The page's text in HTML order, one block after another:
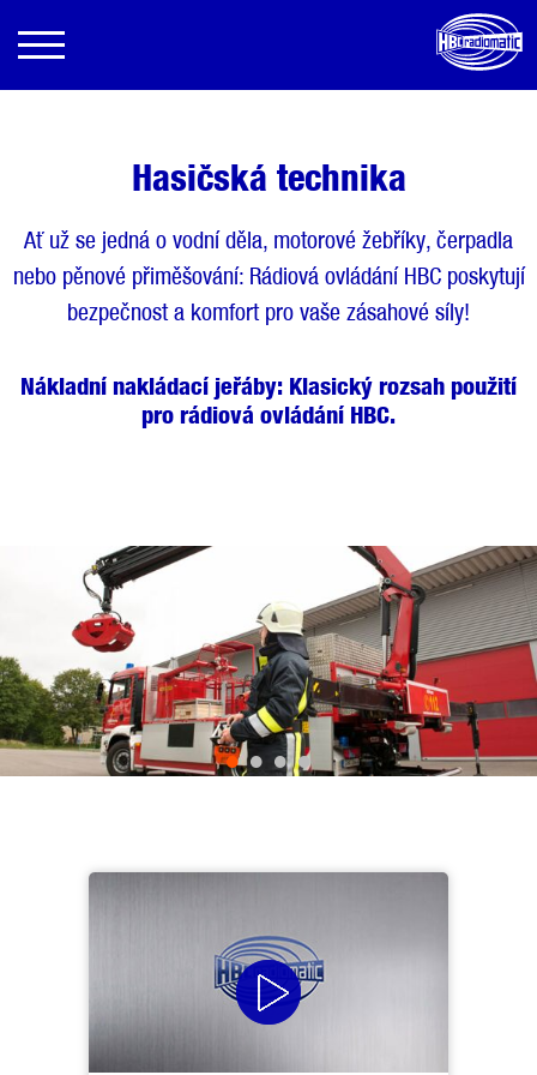
Hasičská technika
Ať už se jedná o vodní děla, motorové žebříky, čerpadla
nebo pěnové přiměšování: Rádiová ovládání HBC poskytují
bezpečnost a komfort pro vaše zásahové síly!
Nákladní nakládací jeřáby: Klasický rozsah použití
pro rádiová ovládání HBC.
•• ••